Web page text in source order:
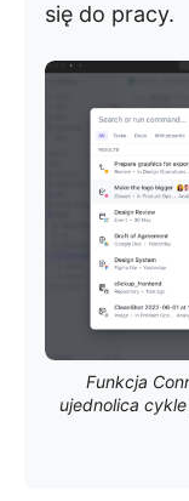
się do pracy.
Funkcja
ujednolica